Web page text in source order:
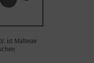
ist Malteser